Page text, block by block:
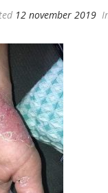
12 november 2019